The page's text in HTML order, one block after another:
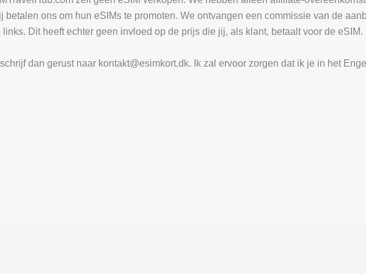
ons om hun eSIMs te promoten. We ontvangen een commissie van de
Dit heeft echter geen invloed op de prijs die jij, als klant, betaalt voor de eSIM.
dan gerust naar kontakt@esimkort.dk. Ik zal ervoor zorgen dat ik je in het